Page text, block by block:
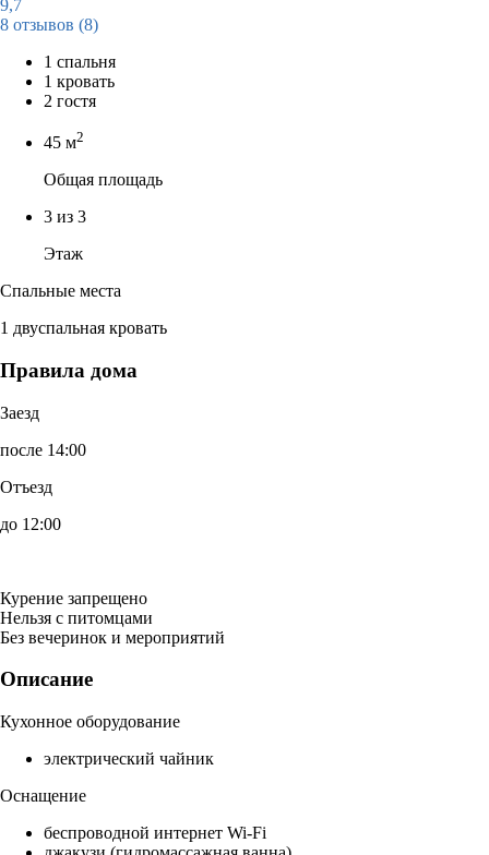
9,7
8 отзывов (8)
1 спальня
1 кровать
2 гостя
45 м2
Общая площадь
3 из 3
Этаж
Спальные места
1 двуспальная кровать
Правила дома
Заезд
после 14:00
Отъезд
до 12:00
Курение запрещено
Нельзя с питомцами
Без вечеринок и мероприятий
Описание
Кухонное оборудование
электрический чайник
Оснащение
беспроводной интернет Wi-Fi